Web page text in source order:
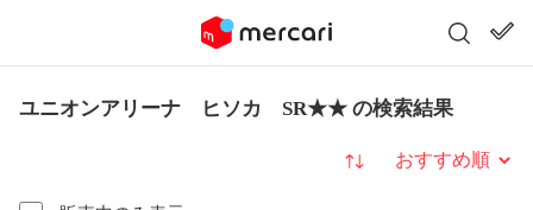
ユニオンアリーナ ヒソカ SR★★ の検索結果
並び替え